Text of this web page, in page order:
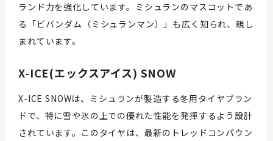
ランド力を強化しています。ミシュランのマスコットであ
る「ビバンダム（ミシュランマン）」も広く知られ、親し
まれています。
X-ICE(エックスアイス) SNOW
X-ICE SNOWは、ミシュランが製造する冬用タイヤブラン
ドで、特に雪や氷の上での優れた性能を発揮するよう設計
されています。このタイヤは、最新のトレッドコンパウン